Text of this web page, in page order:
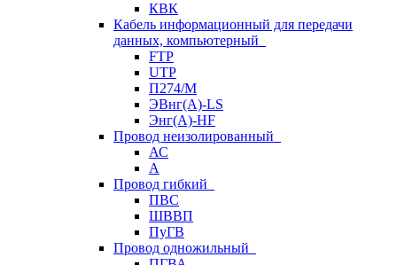
КВК
Кабель информационный для передачи
данных, компьютерный
FTP
UTP
П274/М
ЭВнг(А)-LS
Энг(А)-HF
Провод неизолированный
АС
А
Провод гибкий
ПВС
ШВВП
ПуГВ
Провод одножильный